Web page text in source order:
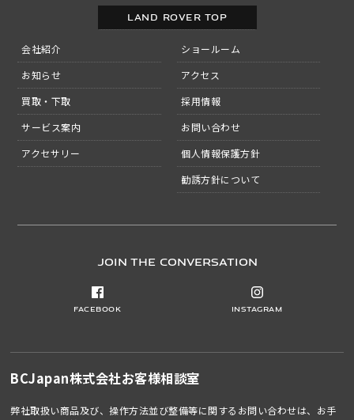
LAND ROVER TOP
会社紹介
お知らせ
買取・下取
サービス案内
アクセサリー
ショールーム
アクセス
採用情報
お問い合わせ
個人情報保護方針
勧誘方針について
JOIN THE CONVERSATION
Facebook Instagram
BCJapan株式会社お客様相談室
弊社取扱い商品及び、操作方法並び整備等に関するお問い合わせは、お手